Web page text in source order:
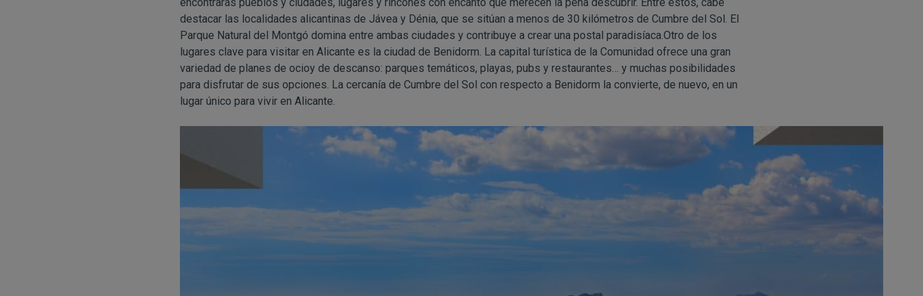
destacar las localidades alicantinas de Jávea y Dénia, que se sitúan a menos de 30 kilómetros de Cumbre del Sol. El
Parque Natural del Montgó domina entre ambas ciudades y contribuye a crear una postal paradisíaca.Otro de los
lugares clave para visitar en Alicante es la ciudad de Benidorm. La capital turística de la Comunidad ofrece una gran
variedad de planes de ocioy de descanso: parques temáticos, playas, pubs y restaurantes… y muchas posibilidades
para disfrutar de sus opciones. La cercanía de Cumbre del Sol con respecto a Benidorm la convierte, de nuevo, en un
lugar único para vivir en Alicante.